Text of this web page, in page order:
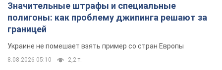
Значительные штрафы и специальные
полигоны: как проблему джипинга решают за
границей
Украине не помешает взять пример со стран Европы
8.08.2026 05:10 2,2 т.